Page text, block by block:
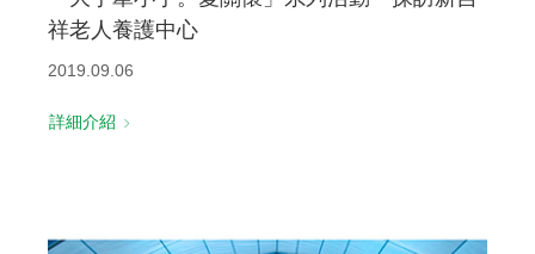
祥老人養護中心
2019.09.06
詳細介紹